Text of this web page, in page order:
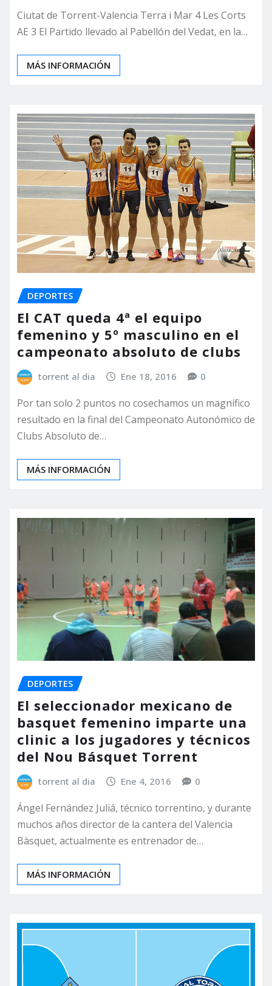
Ciutat de Torrent-Valencia Terra i Mar 4 Les Corts
AE 3 El Partido llevado al Pabellón del Vedat, en la…
MÁS INFORMACIÓN
DEPORTES
El CAT queda 4ª el equipo
femenino y 5º masculino en el
campeonato absoluto de clubs
torrent al dia Ene 18, 2016 0
Por tan solo 2 puntos no cosechamos un magnífico
resultado en la final del Campeonato Autonómico de
Clubs Absoluto de…
MÁS INFORMACIÓN
DEPORTES
El seleccionador mexicano de
basquet femenino imparte una
clinic a los jugadores y técnicos
del Nou Básquet Torrent
torrent al dia Ene 4, 2016 0
Ángel Fernández Juliá, técnico torrentino, y durante
muchos años director de la cantera del Valencia
Bàsquet, actualmente es entrenador de…
MÁS INFORMACIÓN